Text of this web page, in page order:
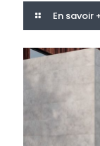
En savoir